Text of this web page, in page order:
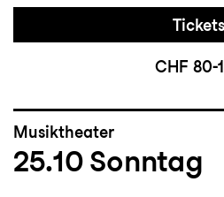
Tickets
CHF 80-
Musiktheater
25.10 Sonntag